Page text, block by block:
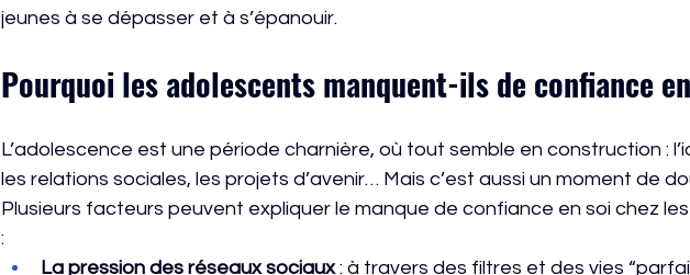
jeunes à se dépasser et à s’épanouir.
Pourquoi les adolescents manquent-ils de confiance
L’adolescence est une période charnière, où tout semble en construction :
les relations sociales, les projets d’avenir… Mais c’est aussi un moment de
Plusieurs facteurs peuvent expliquer le manque de confiance en soi chez
:
La pression des réseaux sociaux : à travers des filtres et des vies